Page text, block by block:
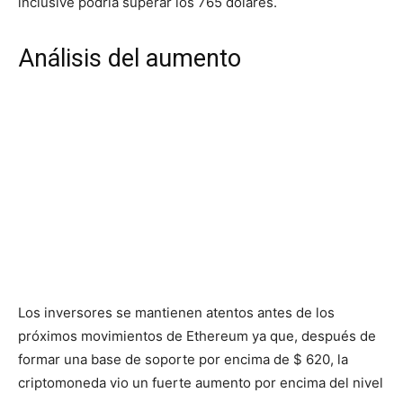
Análisis del aumento
Los inversores se mantienen atentos antes de los
próximos movimientos de Ethereum ya que, después de
formar una base de soporte por encima de $ 620, la
criptomoneda vio un fuerte aumento por encima del nivel